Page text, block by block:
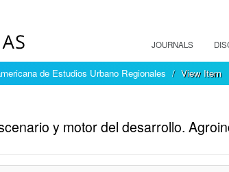
JOURNALS
de Estudios Urbano Regionales View Item
y motor del desarrollo.